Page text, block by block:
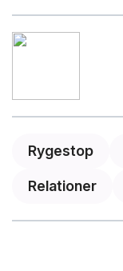
Rygestop
Relationer